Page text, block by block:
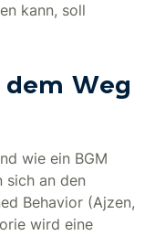
kann, soll
Weg
wie ein BGM
sich an den
Behavior (Ajzen,
wird eine